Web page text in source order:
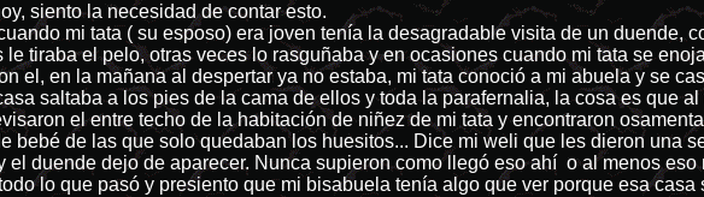
siento la necesidad de contar esto.
mi tata ( su esposo) era joven tenía la desagradable visita de un duende,
tiraba el pelo, otras veces lo rasguñaba y en ocasiones cuando mi tata se
el, en la mañana al despertar ya no estaba, mi tata conoció a mi abuela y se
saltaba a los pies de la cama de ellos y toda la parafernalia, la cosa es que
el entre techo de la habitación de niñez de mi tata y encontraron
bebé de las que solo quedaban los huesitos... Dice mi weli que les dieron una
el duende dejo de aparecer. Nunca supieron como llegó eso ahí o al menos eso
lo que pasó y presiento que mi bisabuela tenía algo que ver porque esa